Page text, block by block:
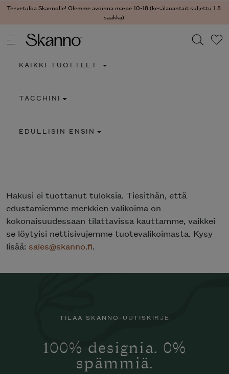
Tervetuloa Skannolle! Olemme avoinna ma-pe 10-18 (kesälauantait suljettu 1.8.
saakka).
Type 2 or more characters for results.
KAIKKI TUOTTEET
TACCHINI
EDULLISIN ENSIN
Hakusi ei tuottanut tuloksia. Tiesithän, että
edustamiemme merkkien valikoima on
kokonaisuudessaan tilattavissa kauttamme, vaikkei
se löytyisi nettisivujemme tuotevalikoimasta. Kysy
lisää: sales@skanno.fi.
TILAA SKANNO-UUTISKIRJE
100% designia. 0%
spämmiä.